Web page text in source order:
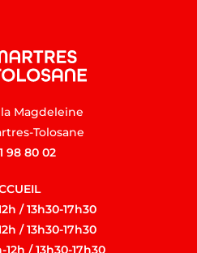
Magdeleine
Tolosane
98 80 02
/ 13h30-17h30
/ 13h30-17h30
/ 13h30-17h30